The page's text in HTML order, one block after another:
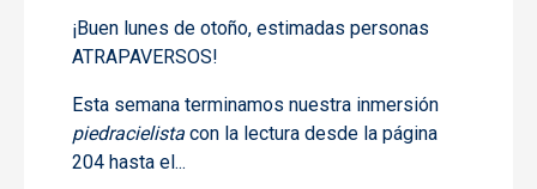
¡Buen lunes de otoño, estimadas personas
ATRAPAVERSOS!
Esta semana terminamos nuestra inmersión
piedracielista con la lectura desde la página
204 hasta el...